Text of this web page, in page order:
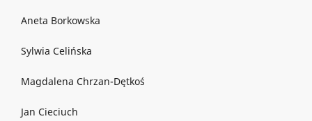
Aneta Borkowska
Sylwia Celińska
Magdalena Chrzan-Dętkoś
Jan Cieciuch